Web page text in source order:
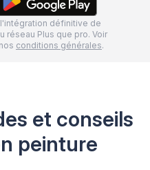
définitive de
réseau Plus que pro. Voir
conditions générales.
et conseils
peinture